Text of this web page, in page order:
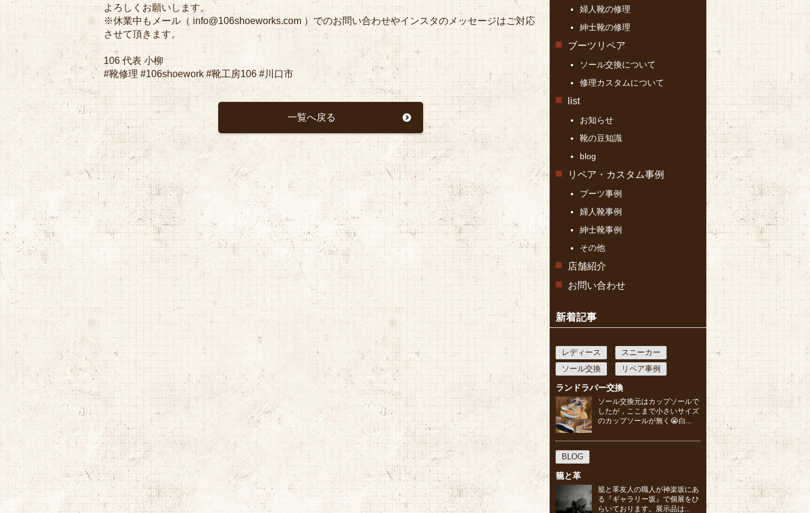
よろしくお願いします。
※休業中もメール（ info@106shoeworks.com ）でのお問い合わせやインスタのメッセージはご対応
させて頂きます。
106 代表 小柳
#靴修理 #106shoework #靴工房106 #川口市
一覧へ戻る
婦人靴の修理
紳士靴の修理
ブーツリペア
ソール交換について
修理カスタムについて
list
お知らせ
靴の豆知識
blog
リペア・カスタム事例
ブーツ事例
婦人靴事例
紳士靴事例
その他
店舗紹介
お問い合わせ
新着記事
レディース
スニーカー
ソール交換
リペア事例
ランドラバー交換
ソール交換元はカップソールで
したが，ここまで小さいサイズ
のカップソールが無く😭白...
BLOG
籠と革
籠と革友人の職人が神楽坂にあ
る『ギャラリー坂』で個展をひ
らいております。展示品は...